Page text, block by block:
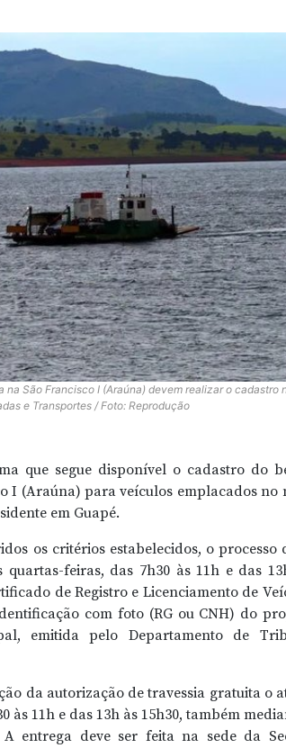
São Francisco I (Araúna) devem realizar o cadastro
e Transportes / Foto: Reprodução
que segue disponível o cadastro do
I (Araúna) para veículos emplacados no
em Guapé.
os critérios estabelecidos, o processo
feiras, das 7h30 às 11h e das
de Registro e Licenciamento de
com foto (RG ou CNH) do
emitida pelo Departamento de
da autorização de travessia gratuita o
às 11h e das 13h às 15h30, também
A entrega deve ser feita na sede da